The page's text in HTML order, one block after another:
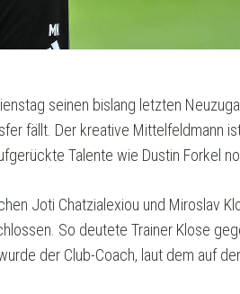
seinen bislang letzten
fällt. Der kreative Mittelfeldmann
Talente wie Dustin Forkel
Joti Chatzialexiou und Miroslav
So deutete Trainer Klose
der Club-Coach, laut dem auf